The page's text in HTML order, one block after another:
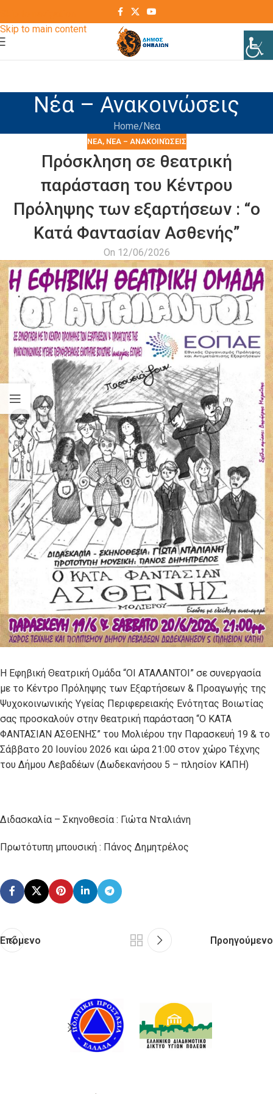
Skip to main content
Νέα – Ανακοινώσεις
Home Νεα
ΝΕΑ, ΝΈΑ – ΑΝΑΚΟΙΝΏΣΕΙΣ
Πρόσκληση σε θεατρική
παράσταση του Κέντρου
Πρόληψης των εξαρτήσεων : “o
Κατά Φαντασίαν Ασθενής”
On 12/06/2026
Η Εφηβική Θεατρική Ομάδα “ΟΙ ΑΤΑΛΑΝΤΟΙ” σε συνεργασία
με το Κέντρο Πρόληψης των Εξαρτήσεων & Προαγωγής της
Ψυχοκοινωνικής Υγείας Περιφερειακής Ενότητας Βοιωτίας
σας προσκαλούν στην θεατρική παράσταση “Ο ΚΑΤΑ
ΦΑΝΤΑΣΙΑΝ ΑΣΘΕΝΗΣ” του Μολιέρου την Παρασκευή 19 & το
Σάββατο 20 Ιουνίου 2026 και ώρα 21:00 στον χώρο Τέχνης
του Δήμου Λεβαδέων (Δωδεκανήσου 5 – πλησίον ΚΑΠΗ)
Διδασκαλία – Σκηνοθεσία : Γιώτα Νταλιάνη
Πρωτότυπη μπουσική : Πάνος Δημητρέλος
Επόμενο Προηγούμενο